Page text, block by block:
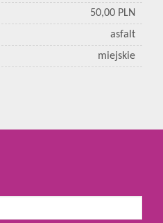
50,00 PLN
asfalt
miejskie